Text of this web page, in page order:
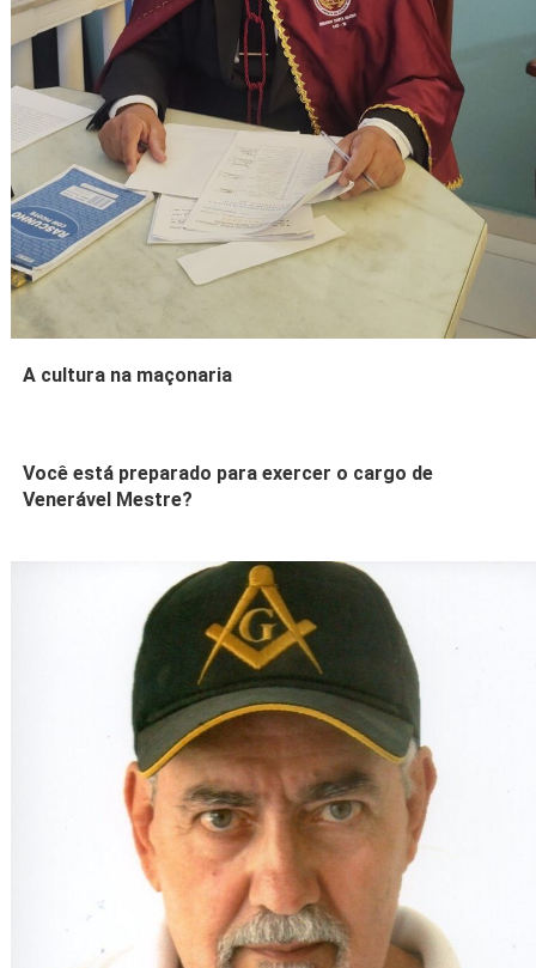
A cultura na maçonaria
Você está preparado para exercer o cargo de
Venerável Mestre?